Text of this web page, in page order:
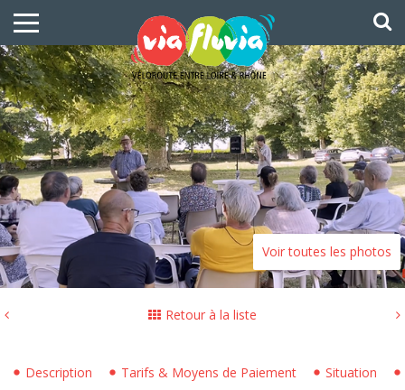
Voir toutes les photos
Retour à la liste
Description Tarifs & Moyens de Paiement Situation